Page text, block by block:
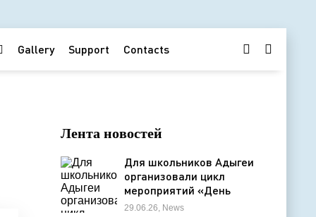
Gallery Support Contacts
Лента новостей
Для школьников Адыгеи
организовали цикл
мероприятий «День
Памяти»
29.06.26, News